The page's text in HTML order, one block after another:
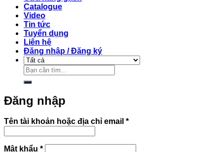
Catalogue
Video
Tin tức
Tuyển dụng
Liên hệ
Đăng nhập / Đăng ký
Tìm
kiếm:
Đăng nhập
Tên tài khoản hoặc địa chỉ email *Bắt
Mật khẩu *Bắt